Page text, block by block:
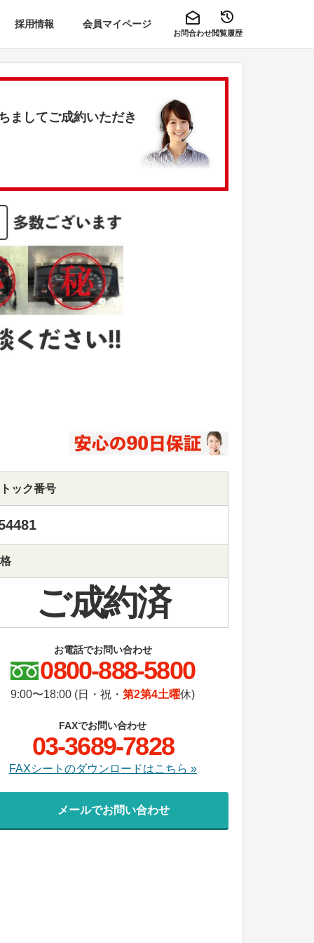
採用情報 会員マイページ
お問合わせ閲覧履歴
ましてご成約いただき
ック番号
ご成約済
お電話でお問い合わせ
0800-888-5800
9:00〜18:00 (日・祝・第2第4土曜休)
FAXでお問い合わせ
03-3689-7828
FAXシートのダウンロードはこちら »
メールでお問い合わせ